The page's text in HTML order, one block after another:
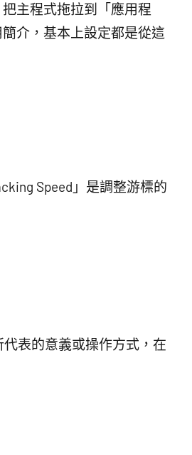
主程式拖拉到「應用程
介，基本上設定都是從這
Speed」是調整游標的
表的意義或操作方式，在